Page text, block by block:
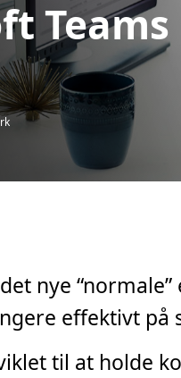
Teams
nye
effektivt på
til at holde